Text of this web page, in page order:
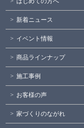
新着ニュース
イベント情報
商品ラインナップ
施工事例
お客様の声
家づくりのながれ